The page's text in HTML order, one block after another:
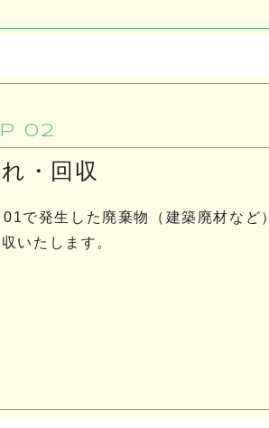
02
・回収
で発生した廃棄物（建築廃材など
いたします。